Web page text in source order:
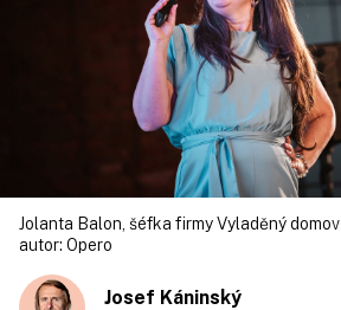
Jolanta Balon, šéfka firmy Vyladěný domov
autor: Opero
Josef Káninský